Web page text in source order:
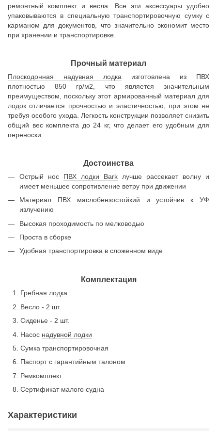
ремонтный комплект и весла. Все эти аксессуары удобно
упаковываются в специальную транспортировочную сумку с
карманом для документов, что значительно экономит место
при хранении и транспортировке.
Прочный материал
Плоскодонная надувная лодка изготовлена из ПВХ
плотностью 850 гр/м2, что является значительным
преимуществом, поскольку этот армированный материал для
лодок отличается прочностью и эластичностью, при этом не
требуя особого ухода. Легкость конструкции позволяет снизить
общий вес комплекта до 24 кг, что делает его удобным для
переноски.
Достоинства
Острый нос ПВХ лодки Bark лучше рассекает волну и
имеет меньшее сопротивление ветру при движении
Материал ПВХ маслобензостойкий и устойчив к УФ
излучению
Высокая проходимость по мелководью
Проста в сборке
Удобная транспортировка в сложенном виде
Комплектация
Гребная лодка
Весло - 2 шт.
Сиденье - 2 шт.
Насос надувной лодки
Сумка транспортировочная
Паспорт с гарантийным талоном
Ремкомплект
Сертификат малого судна
Характеристики